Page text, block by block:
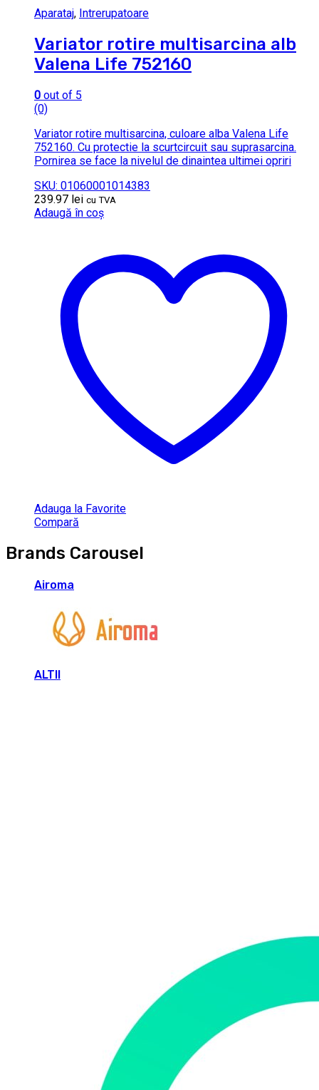
Aparataj, Intrerupatoare
Variator rotire multisarcina alb
Valena Life 752160
0 out of 5
(0)
Variator rotire multisarcina, culoare alba Valena Life
752160. Cu protectie la scurtcircuit sau suprasarcina.
Pornirea se face la nivelul de dinaintea ultimei opriri
SKU: 01060001014383
239.97 lei cu TVA
Adaugă în coș
Adauga la Favorite
Compară
Brands Carousel
Airoma
ALTII